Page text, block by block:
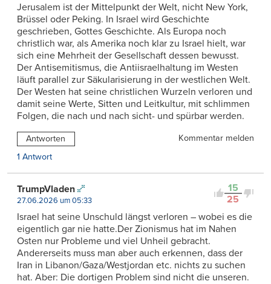
Jerusalem ist der Mittelpunkt der Welt, nicht New York,
Brüssel oder Peking. In Israel wird Geschichte
geschrieben, Gottes Geschichte. Als Europa noch
christlich war, als Amerika noch klar zu Israel hielt, war
sich eine Mehrheit der Gesellschaft dessen bewusst.
Der Antisemitismus, die Antiisraelhaltung im Westen
läuft parallel zur Säkularisierung in der westlichen Welt.
Der Westen hat seine christlichen Wurzeln verloren und
damit seine Werte, Sitten und Leitkultur, mit schlimmen
Folgen, die nach und nach sicht- und spürbar werden.
Antworten
Kommentar melden
1 Antwort
15
25
TrumpVladen
27.06.2026 um 05:33
Israel hat seine Unschuld längst verloren – wobei es die
eigentlich gar nie hatte.Der Zionismus hat im Nahen
Osten nur Probleme und viel Unheil gebracht.
Andererseits muss man aber auch erkennen, dass der
Iran in Libanon/Gaza/Westjordan etc. nichts zu suchen
hat. Aber: Die dortigen Problem sind nicht die unseren.